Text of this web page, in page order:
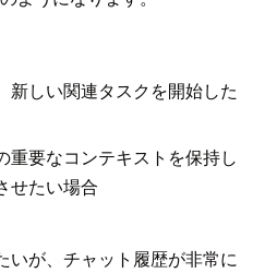
新しい関連タスクを開始した
重要なコンテキストを保持し
せたい場合
いが、チャット履歴が非常に